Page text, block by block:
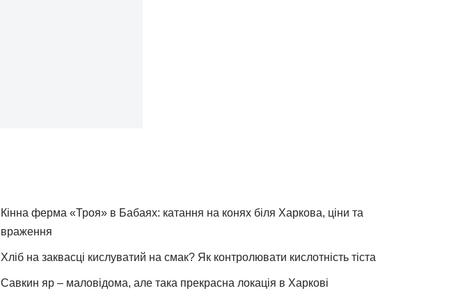
Кінна ферма «Троя» в Бабаях: катання на конях біля Харкова, ціни та
враження
Хліб на заквасці кислуватий на смак? Як контролювати кислотність тіста
Савкин яр – маловідома, але така прекрасна локація в Харкові